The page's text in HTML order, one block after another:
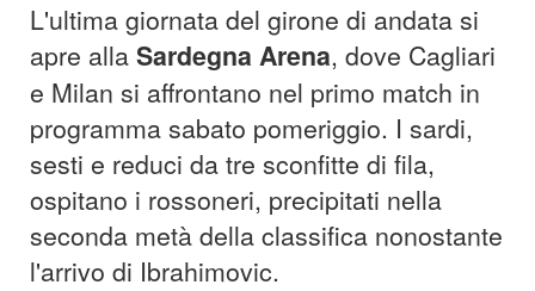
L'ultima giornata del girone di andata si
apre alla Sardegna Arena, dove Cagliari
e Milan si affrontano nel primo match in
programma sabato pomeriggio. I sardi,
sesti e reduci da tre sconfitte di fila,
ospitano i rossoneri, precipitati nella
seconda metà della classifica nonostante
l'arrivo di Ibrahimovic.